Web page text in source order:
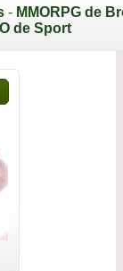
- MMORPG de
de Sport